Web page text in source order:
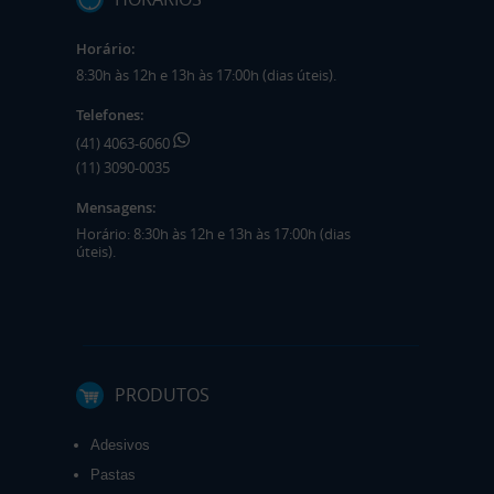
Horário:
8:30h às 12h e 13h às 17:00h (dias úteis).
Telefones:
(41) 4063-6060
(11) 3090-0035
Mensagens:
Horário: 8:30h às 12h e 13h às 17:00h (dias
úteis).
PRODUTOS
Adesivos
Pastas